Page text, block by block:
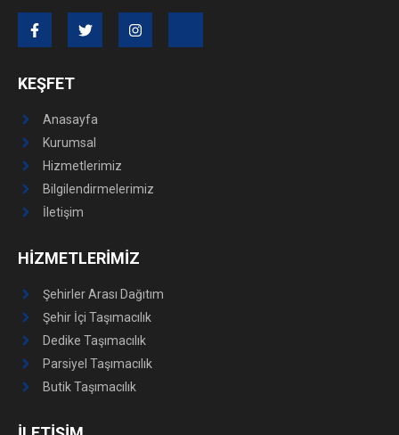
KEŞFET
Anasayfa
Kurumsal
Hizmetlerimiz
Bilgilendirmelerimiz
İletişim
HİZMETLERİMİZ
Şehirler Arası Dağıtım
Şehir İçi Taşımacılık
Dedike Taşımacılık
Parsiyel Taşımacılık
Butik Taşımacılık